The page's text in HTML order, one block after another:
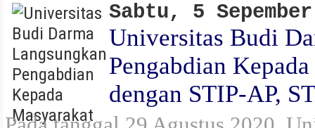
Sabtu, 5
Universitas Budi
Pengabdian
dengan STIP-AP,